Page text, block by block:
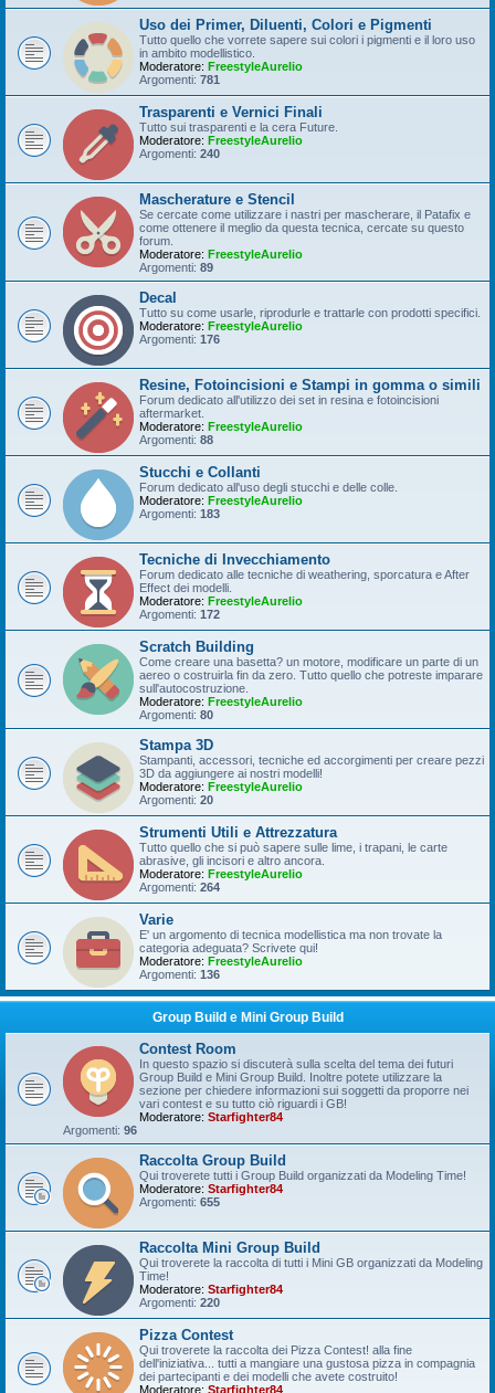
Uso dei Primer, Diluenti, Colori e Pigmenti
Tutto quello che vorrete sapere sui colori i pigmenti e il loro uso
in ambito modellistico.
Moderatore: FreestyleAurelio
Argomenti: 781
Trasparenti e Vernici Finali
Tutto sui trasparenti e la cera Future.
Moderatore: FreestyleAurelio
Argomenti: 240
Mascherature e Stencil
Se cercate come utilizzare i nastri per mascherare, il Patafix e
come ottenere il meglio da questa tecnica, cercate su questo
forum.
Moderatore: FreestyleAurelio
Argomenti: 89
Decal
Tutto su come usarle, riprodurle e trattarle con prodotti specifici.
Moderatore: FreestyleAurelio
Argomenti: 176
Resine, Fotoincisioni e Stampi in gomma o simili
Forum dedicato all'utilizzo dei set in resina e fotoincisioni
aftermarket.
Moderatore: FreestyleAurelio
Argomenti: 88
Stucchi e Collanti
Forum dedicato all'uso degli stucchi e delle colle.
Moderatore: FreestyleAurelio
Argomenti: 183
Tecniche di Invecchiamento
Forum dedicato alle tecniche di weathering, sporcatura e After
Effect dei modelli.
Moderatore: FreestyleAurelio
Argomenti: 172
Scratch Building
Come creare una basetta? un motore, modificare un parte di un
aereo o costruirla fin da zero. Tutto quello che potreste imparare
sull'autocostruzione.
Moderatore: FreestyleAurelio
Argomenti: 80
Stampa 3D
Stampanti, accessori, tecniche ed accorgimenti per creare pezzi
3D da aggiungere ai nostri modelli!
Moderatore: FreestyleAurelio
Argomenti: 20
Strumenti Utili e Attrezzatura
Tutto quello che si può sapere sulle lime, i trapani, le carte
abrasive, gli incisori e altro ancora.
Moderatore: FreestyleAurelio
Argomenti: 264
Varie
E' un argomento di tecnica modellistica ma non trovate la
categoria adeguata? Scrivete qui!
Moderatore: FreestyleAurelio
Argomenti: 136
Group Build e Mini Group Build
Contest Room
In questo spazio si discuterà sulla scelta del tema dei futuri
Group Build e Mini Group Build. Inoltre potete utilizzare la
sezione per chiedere informazioni sui soggetti da proporre nei
vari contest e su tutto ciò riguardi i GB!
Moderatore: Starfighter84
Argomenti: 96
Raccolta Group Build
Qui troverete tutti i Group Build organizzati da Modeling Time!
Moderatore: Starfighter84
Argomenti: 655
Raccolta Mini Group Build
Qui troverete la raccolta di tutti i Mini GB organizzati da Modeling
Time!
Moderatore: Starfighter84
Argomenti: 220
Pizza Contest
Qui troverete la raccolta dei Pizza Contest! alla fine
dell'iniziativa... tutti a mangiare una gustosa pizza in compagnia
dei partecipanti e dei modelli che avete costruito!
Moderatore: Starfighter84